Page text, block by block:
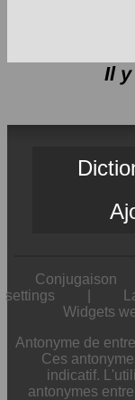
Il y
Conjugaison
settings
Widgets
Antonyme de
Ces
indicatif.
antonymes